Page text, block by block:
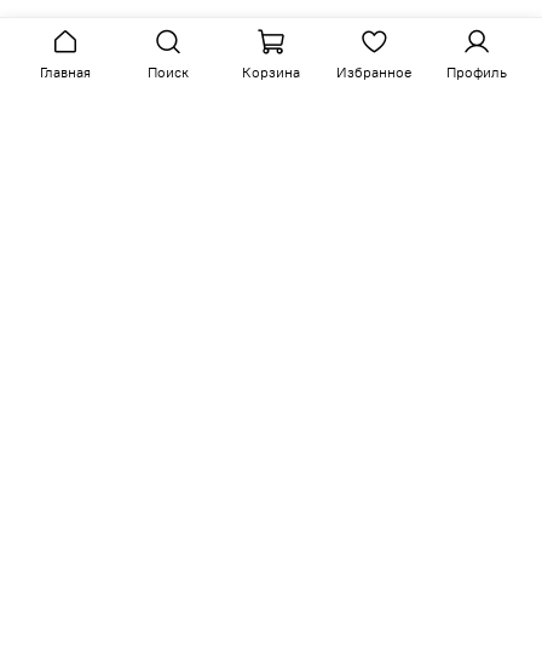
kreind_ru Гранд (Химки) @ kreind_grand
Главная Поиск Корзина Избранное Профиль